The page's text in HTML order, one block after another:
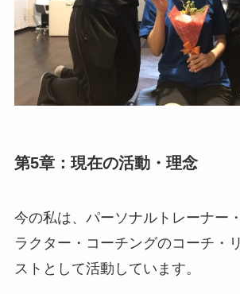
第5章：現在の活動・理念
今の私は、パーソナルトレーナー
ラクター・コーチングのコーチ・
ストとして活動しています。